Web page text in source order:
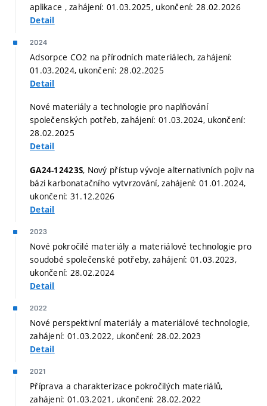
aplikace , zahájení: 01.03.2025, ukončení: 28.02.2026
Detail
2024
Adsorpce CO2 na přírodních materiálech, zahájení:
01.03.2024, ukončení: 28.02.2025
Detail
Nové materiály a technologie pro naplňování
společenských potřeb, zahájení: 01.03.2024, ukončení:
28.02.2025
Detail
GA24-12423S, Nový přístup vývoje alternativních pojiv na
bázi karbonatačního vytvrzování, zahájení: 01.01.2024,
ukončení: 31.12.2026
Detail
2023
Nové pokročilé materiály a materiálové technologie pro
soudobé společenské potřeby, zahájení: 01.03.2023,
ukončení: 28.02.2024
Detail
2022
Nové perspektivní materiály a materiálové technologie,
zahájení: 01.03.2022, ukončení: 28.02.2023
Detail
2021
Příprava a charakterizace pokročilých materiálů,
zahájení: 01.03.2021, ukončení: 28.02.2022